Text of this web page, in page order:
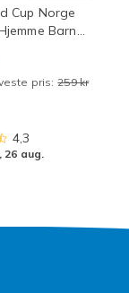
Cup Norge
Barn
Trykt) 20
pris: 259 kr
4,3
26 aug.